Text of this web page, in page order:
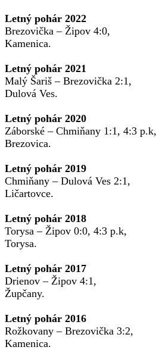
Letný pohár 2022
Brezovička – Žipov 4:0,
Kamenica.
Letný pohár 2021
Malý Šariš – Brezovička 2:1,
Dulová Ves.
Letný pohár 2020
Záborské – Chmiňany 1:1, 4:3 p.k,
Brezovica.
Letný pohár 2019
Chmiňany – Dulová Ves 2:1,
Ličartovce.
Letný pohár 2018
Torysa – Žipov 0:0, 4:3 p.k,
Torysa.
Letný pohár 2017
Drienov – Žipov 4:1,
Župčany.
Letný pohár 2016
Rožkovany – Brezovička 3:2,
Kamenica.